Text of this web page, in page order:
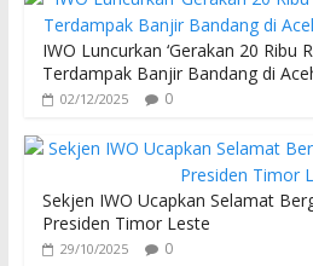
IWO Luncurkan ‘Gerakan 20 Ribu
Terdampak Banjir Bandang di
02/12/2025 0
Sekjen IWO Ucapkan Selamat
Presiden Timor Leste
29/10/2025 0